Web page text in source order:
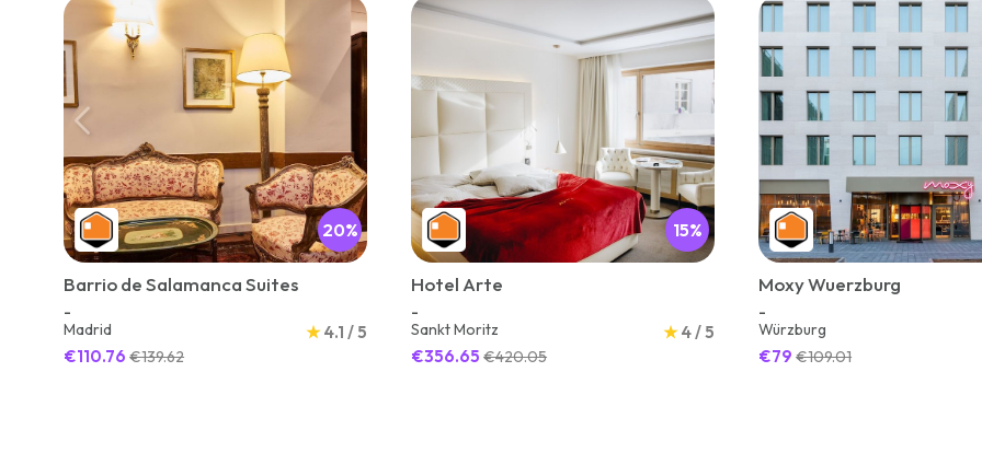
20%
Barrio de Salamanca Suites
-
Madrid
★ 4.1 / 5
€110.76€139.62
15%
Hotel Arte
-
Sankt Moritz
★ 4 / 5
€356.65€420.05
Moxy Wuerzburg
-
Würzburg
€79€109.01